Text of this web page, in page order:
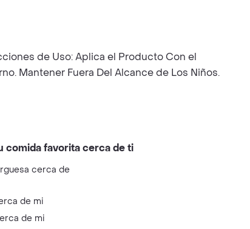
de Uso: Aplica el Producto Con el
Mantener Fuera Del Alcance de Los Niños.
comida favorita cerca de ti
cerca de
de mi
de mi